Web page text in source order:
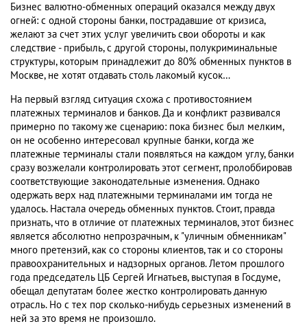
Бизнес валютно-обменных операций оказался между двух
огней: с одной стороны банки, пострадавшие от кризиса,
желают за счет этих услуг увеличить свои обороты и как
следствие - прибыль, с другой стороны, полукриминальные
структуры, которым принадлежит до 80% обменных пунктов в
Москве, не хотят отдавать столь лакомый кусок…
На первый взгляд ситуация схожа с противостоянием
платежных терминалов и банков. Да и конфликт развивался
примерно по такому же сценарию: пока бизнес был мелким,
он не особенно интересовал крупные банки, когда же
платежные терминалы стали появляться на каждом углу, банки
сразу возжелали контролировать этот сегмент, пролоббировав
соответствующие законодательные изменения. Однако
одержать верх над платежными терминалами им тогда не
удалось. Настала очередь обменных пунктов. Стоит, правда
признать, что в отличие от платежных терминалов, этот бизнес
является абсолютно непрозрачным, к "уличным обменникам"
много претензий, как со стороны клиентов, так и со стороны
правоохранительных и надзорных органов. Летом прошлого
года председатель ЦБ Сергей Игнатьев, выступая в Госдуме,
обещал депутатам более жестко контролировать данную
отрасль. Но с тех пор сколько-нибудь серьезных изменений в
ней за это время не произошло.